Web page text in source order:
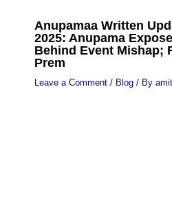
Anupamaa Written
2025: Anupama
Behind Event Mishap;
Prem
Leave a Comment / Blog/ By